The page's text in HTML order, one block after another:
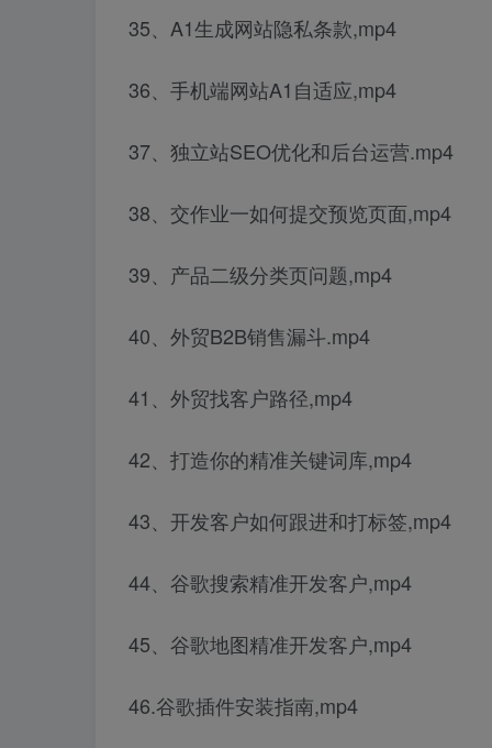
35、A1生成网站隐私条款,mp4
36、手机端网站A1自适应,mp4
37、独立站SEO优化和后台运营.mp4
38、交作业一如何提交预览页面,mp4
39、产品二级分类页问题,mp4
40、外贸B2B销售漏斗.mp4
41、外贸找客户路径,mp4
42、打造你的精准关键词库,mp4
43、开发客户如何跟进和打标签,mp4
44、谷歌搜索精准开发客户,mp4
45、谷歌地图精准开发客户,mp4
46.谷歌插件安装指南,mp4